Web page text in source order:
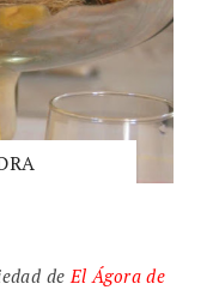
deElÁgora de